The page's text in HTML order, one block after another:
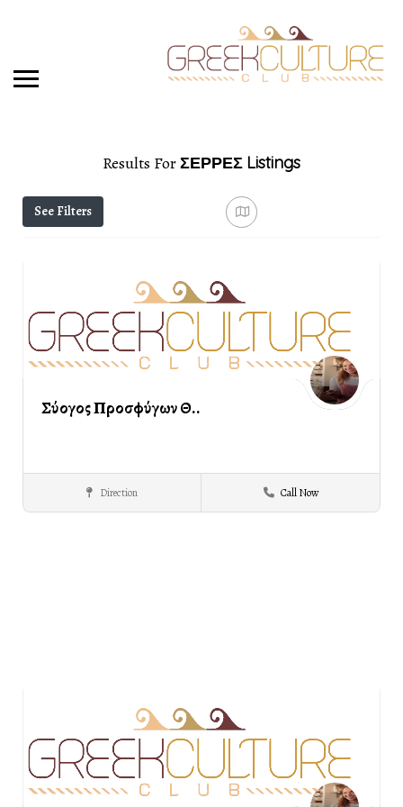
Results ForΣΕΡΡΕΣ Listings
See Filters
Σύλλογος Προσφύγων Θ..
Θρακιωτών Direction Call Now